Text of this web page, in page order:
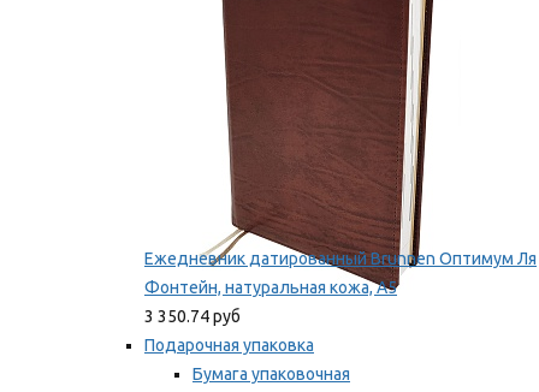
Ежедневник датированный Brunnen Оптимум Ля
Фонтейн, натуральная кожа, А5
3 350.74 руб
Подарочная упаковка
Бумага упаковочная